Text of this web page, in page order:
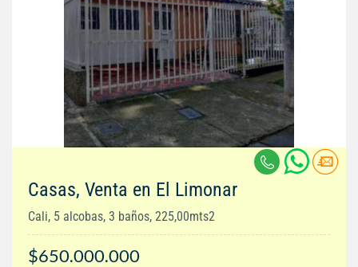
Casas, Venta en El Limonar
Cali, 5 alcobas, 3 baños, 225,00mts2
$650.000.000